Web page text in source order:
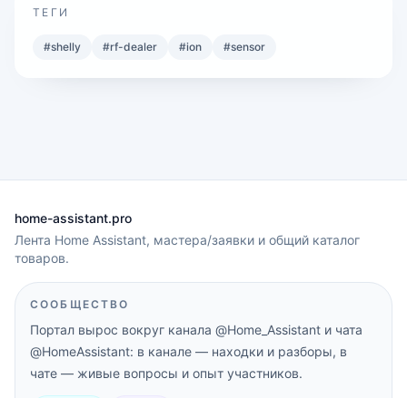
ТЕГИ
#shelly #rf-dealer #ion #sensor
home-assistant.pro
Лента Home Assistant, мастера/заявки и общий каталог
товаров.
СООБЩЕСТВО
Портал вырос вокруг канала @Home_Assistant и чата
@HomeAssistant: в канале — находки и разборы, в
чате — живые вопросы и опыт участников.